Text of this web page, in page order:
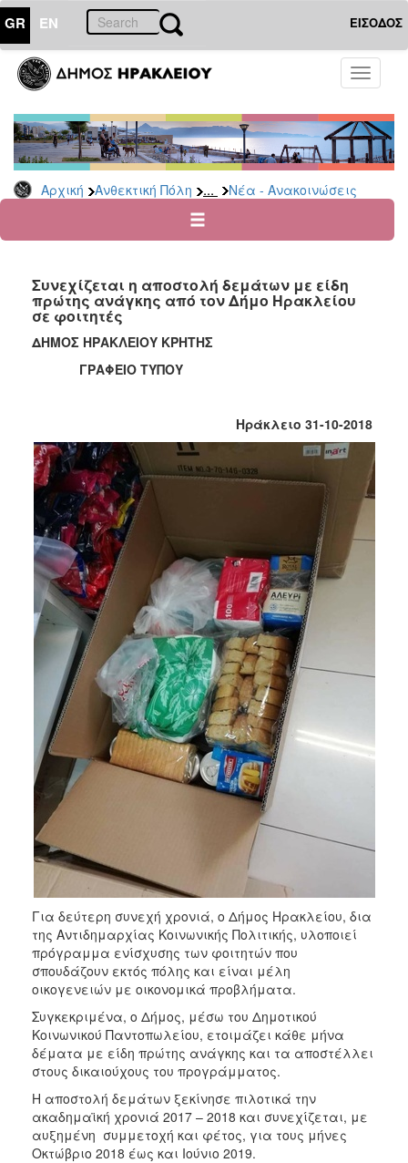
GR EN ΕΙΣΟΔΟΣ
Toggle
Αρχική Ανθεκτική Πόλη ... Νέα - Ανακοινώσεις
ΑΝΘΕΚΤΙΚΗ
ΠΟΛΗ
Κοινωνική
Πολιτική
Νέα
Ανακοινώσεις
για
Οικονομική
Αδυναμία
&
Καταστροφές
Φροντίδας
(Κ.Α.Π.Η.)
Κέντρα
Δημιουργικής
Απασχόλησης
Παιδιών
(Κ.Δ.Α.Π.)
Κέντρα
Ημερήσιας
Φροντίδας
Ηλικιωμένων
(Κ.Η.Φ.Η.)
Κ.Δ.Α.Π.Α.μεΑ.
Αδειοδότηση
&
Έλεγχος
Βρεφονηπιακών
Σταθμών
Ξενώνας
Φιλοξενίας
Γυναικών
Κέντρο
Κοινότητας
Κοινωνικό
Φαρμακείο
Κοινωνικό
Παντοπωλείο
Ισότητα
των
Φύλων
Υγεία
Αυτόματοι
Συνεχίζεται η αποστολή δεμάτων με είδη
πρώτης ανάγκης από τον Δήμο Ηρακλείου
σε φοιτητές
ΔΗΜΟΣ ΗΡΑΚΛΕΙΟΥ ΚΡΗΤΗΣ
ΓΡΑΦΕΙΟ ΤΥΠΟΥ
Ηράκλειο 31-10-2018
Για δεύτερη συνεχή χρονιά, ο Δήμος Ηρακλείου, δια
της Αντιδημαρχίας Κοινωνικής Πολιτικής, υλοποιεί
πρόγραμμα ενίσχυσης των φοιτητών που
σπουδάζουν εκτός πόλης και είναι μέλη
οικογενειών με οικονομικά προβλήματα.
Συγκεκριμένα, ο Δήμος, μέσω του Δημοτικού
Κοινωνικού Παντοπωλείου, ετοιμάζει κάθε μήνα
δέματα με είδη πρώτης ανάγκης και τα αποστέλλει
στους δικαιούχους του προγράμματος.
Η αποστολή δεμάτων ξεκίνησε πιλοτικά την
ακαδημαϊκή χρονιά 2017 – 2018 και συνεχίζεται, με
αυξημένη συμμετοχή και φέτος, για τους μήνες
Οκτώβριο 2018 έως και Ιούνιο 2019.